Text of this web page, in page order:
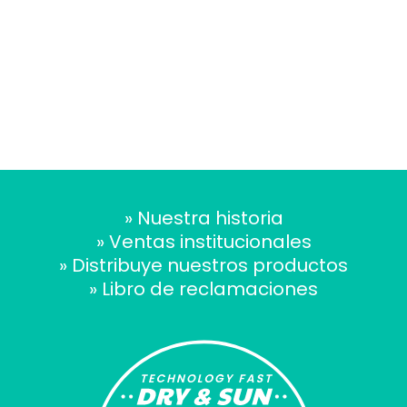
» Nuestra historia
» Ventas institucionales
» Distribuye nuestros productos
» Libro de reclamaciones